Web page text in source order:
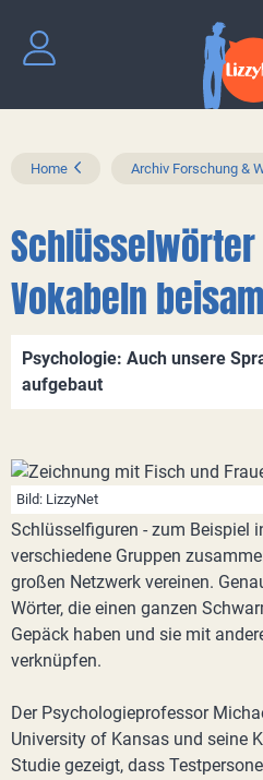
Home Archiv Forschung &
Vokabeln
Psychologie: Auch unsere
aufgebaut
Bild: LizzyNet
Schlüsselfiguren - zum Beispiel
verschiedene Gruppen
großen Netzwerk vereinen.
Wörter, die einen ganzen
Gepäck haben und sie mit
verknüpfen.
Der Psychologieprofessor
University of Kansas und seine
Studie gezeigt, dass